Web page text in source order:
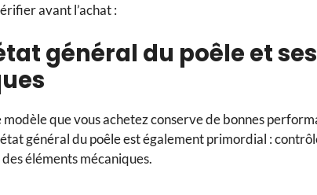
avant l’achat :
général du poêle et
que vous achetez conserve de bonnes
général du poêle est également primordial :
éléments mécaniques.